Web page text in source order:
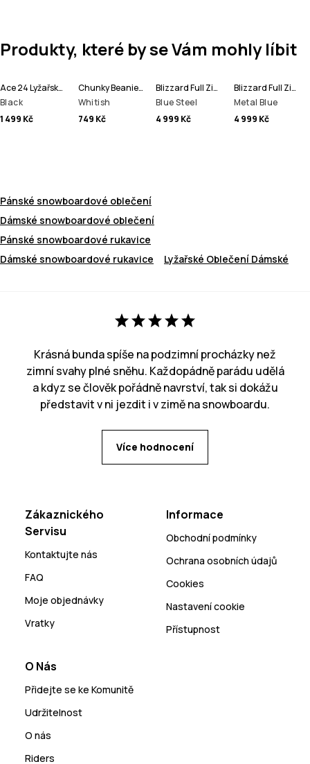
Produkty, které by se Vám mohly líbit
Ace 24 Lyžařské Rukavice
Black
1 499 Kč
Chunky Beanie čepice
Whitish
749 Kč
Blizzard Full Zip Bunda na Snowboard Pánské
Blue Steel
4 999 Kč
Blizzard Full Zip Lyžařská Bunda Pánské
Metal Blue
4 999 Kč
Pánské snowboardové oblečení
Dámské snowboardové oblečení
Pánské snowboardové rukavice
Dámské snowboardové rukavice
Lyžařské Oblečení Dámské
Krásná bunda spíše na podzimní procházky než
zimní svahy plné sněhu. Každopádně parádu udělá
a kdyz se člověk pořádně navrství, tak si dokážu
představit v ni jezdit i v zimě na snowboardu.
Více hodnocení
Zákaznického
Servisu
Kontaktujte nás
FAQ
Moje objednávky
Vratky
Informace
Obchodní podmínky
Ochrana osobních údajů
Cookies
Nastavení cookie
Přístupnost
O Nás
Přidejte se ke Komunitě
Udržitelnost
O nás
Riders